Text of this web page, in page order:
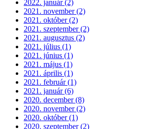
2022. január (2)
2021. november (2)
2021. október (2)
2021. szeptember (2)
2021. augusztus (2)
2021. július (1)
2021. június (1)
2021. május (1)
2021. április (1)
2021. február (1)
2021. január (6)
2020. december (8)
2020. november (2)
2020. október (1)
2020. szeptember (2)